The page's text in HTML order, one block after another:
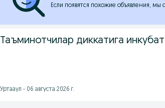
Если появятся похожие объявления, мы
Таъминотчилар диккатига
Уртааул - 06 августа 2026 г.